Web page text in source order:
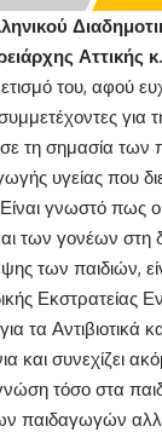
Αττικής
του, αφού
για
τη σημασία
υγείας που
γνωστό πως
των γονέων
των παιδιών,
Εκστρατείας
τα Αντιβιοτικά
και συνεχίζει
τόσο στα
παιδαγωγών